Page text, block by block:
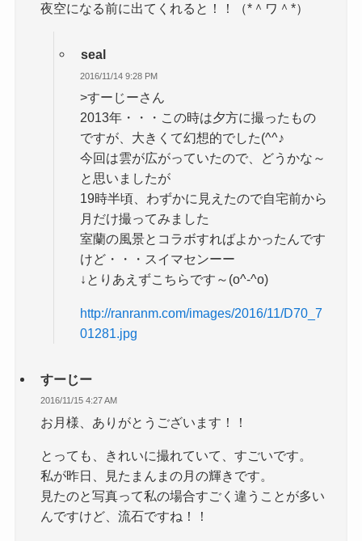
夜空になる前に出てくれると！！（*＾ワ＾*）
seal
2016/11/14 9:28 PM
>すーじーさん
2013年・・・この時は夕方に撮ったもの
ですが、大きくて幻想的でした(^^♪
今回は雲が広がっていたので、どうかな～
と思いましたが
19時半頃、わずかに見えたので自宅前から
月だけ撮ってみました
室蘭の風景とコラボすればよかったんです
けど・・・スイマセンーー
↓とりあえずこちらです～(o^-^o)
http://ranranm.com/images/2016/11/D70_7
01281.jpg
すーじー
2016/11/15 4:27 AM
お月様、ありがとうございます！！
とっても、きれいに撮れていて、すごいです。
私が昨日、見たまんまの月の輝きです。
見たのと写真って私の場合すごく違うことが多い
んですけど、流石ですね！！